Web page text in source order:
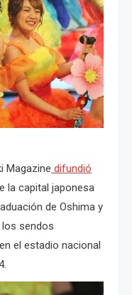
Magazine difundió
la capital japonesa
de Oshima y
sendos
el estadio nacional